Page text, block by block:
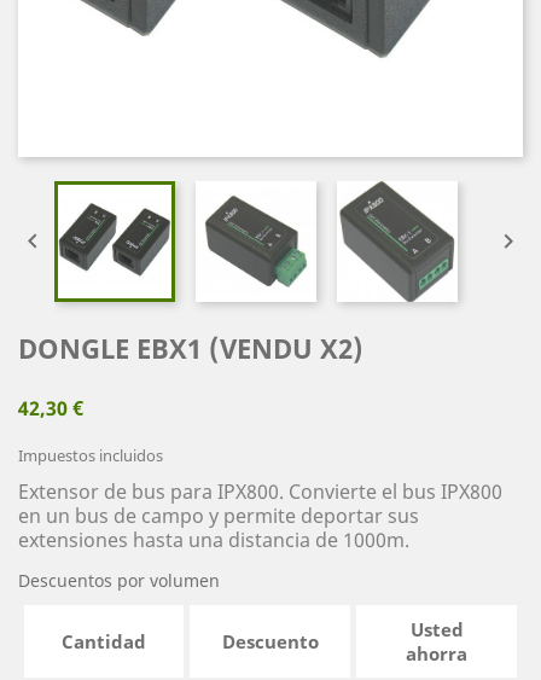
 
DONGLE EBX1 (VENDU X2)
42,30 €
Impuestos incluidos
Extensor de bus para IPX800. Convierte el bus IPX800
en un bus de campo y permite deportar sus
extensiones hasta una distancia de 1000m.
Descuentos por volumen
Cantidad Descuento
Usted
ahorra